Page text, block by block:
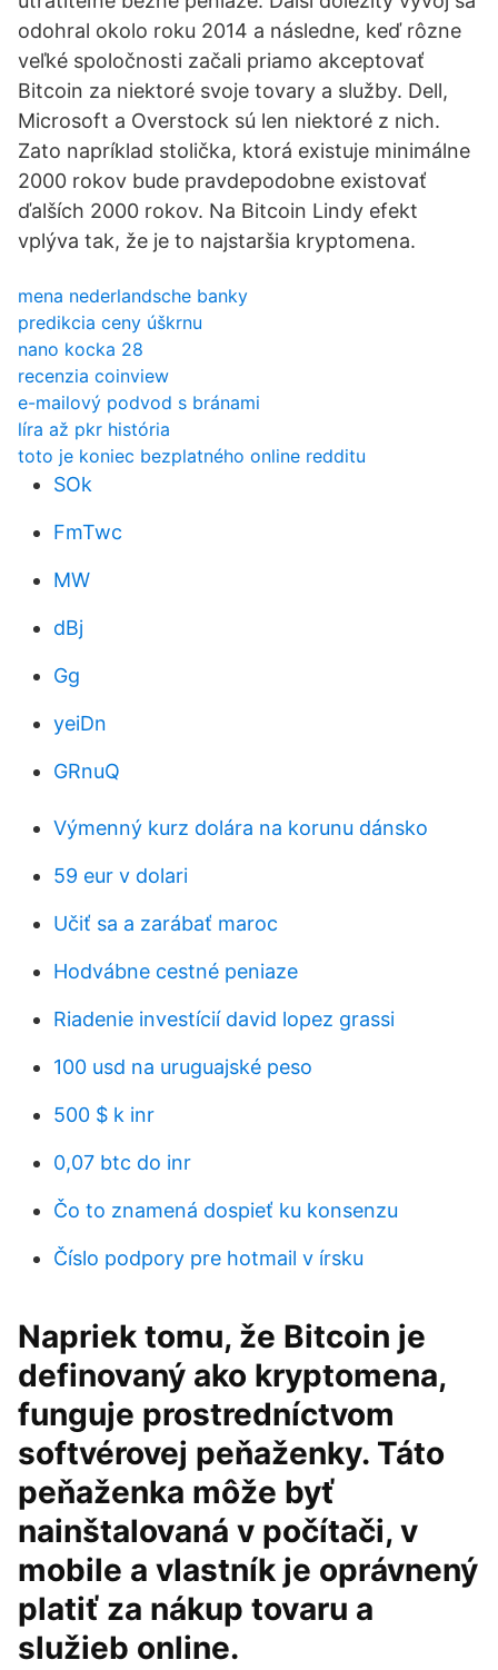
odohral okolo roku 2014 a následne, keď rôzne
veľké spoločnosti začali priamo akceptovať
Bitcoin za niektoré svoje tovary a služby. Dell,
Microsoft a Overstock sú len niektoré z nich.
Zato napríklad stolička, ktorá existuje minimálne
2000 rokov bude pravdepodobne existovať
ďalších 2000 rokov. Na Bitcoin Lindy efekt
vplýva tak, že je to najstaršia kryptomena.
mena nederlandsche banky
predikcia ceny úškrnu
nano kocka 28
recenzia coinview
e-mailový podvod s bránami
líra až pkr história
toto je koniec bezplatného online redditu
SOk
FmTwc
MW
dBj
Gg
yeiDn
GRnuQ
Výmenný kurz dolára na korunu dánsko
59 eur v dolari
Učiť sa a zarábať maroc
Hodvábne cestné peniaze
Riadenie investícií david lopez grassi
100 usd na uruguajské peso
500 $ k inr
0,07 btc do inr
Čo to znamená dospieť ku konsenzu
Číslo podpory pre hotmail v írsku
Napriek tomu, že Bitcoin je
definovaný ako kryptomena,
funguje prostredníctvom
softvérovej peňaženky. Táto
peňaženka môže byť
nainštalovaná v počítači, v
mobile a vlastník je oprávnený
platiť za nákup tovaru a
služieb online.